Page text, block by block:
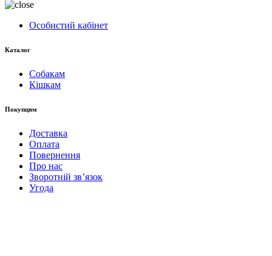
Особистий кабінет
Каталог
Собакам
Кішкам
Покупцям
Доставка
Оплата
Повернення
Про нас
Зворотній зв’язок
Угода